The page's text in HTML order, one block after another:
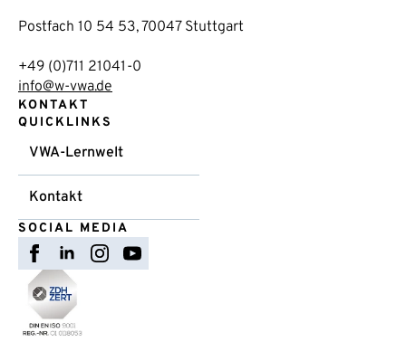
Postfach 10 54 53, 70047 Stuttgart
+49 (0)711 21041-0
info@w-vwa.de
KONTAKT
QUICKLINKS
VWA-Lernwelt
Kontakt
SOCIAL MEDIA